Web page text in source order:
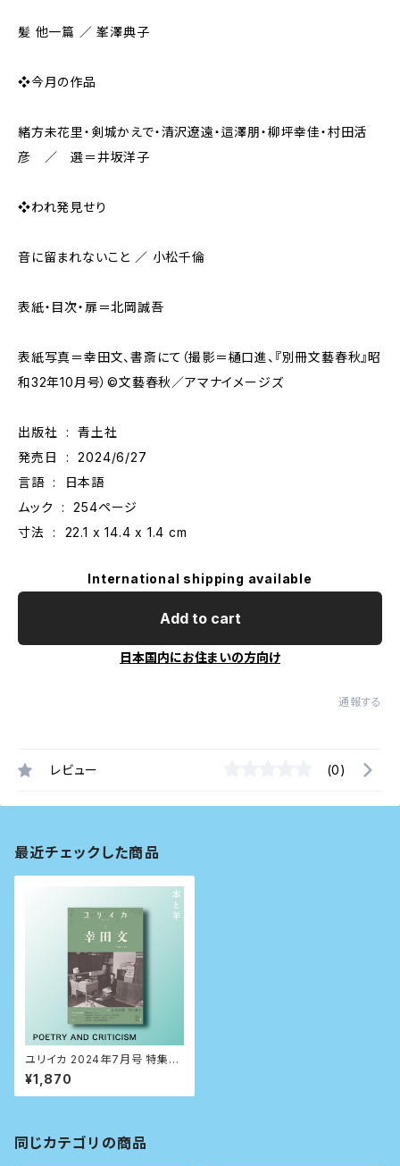
髪 他一篇 ／ 峯澤典子
❖今月の作品
緒方未花里・剣城かえで・清沢遼遠・這澤朋・柳坪幸佳・村田活
彦 ／ 選＝井坂洋子
❖われ発見せり
音に留まれないこと ／ 小松千倫
表紙・目次・扉＝北岡誠吾
表紙写真＝幸田文、書斎にて（撮影＝樋口進、『別冊文藝春秋』昭
和32年10月号）©文藝春秋／アマナイメージズ
出版社 ‏ : ‎ 青土社
発売日 ‏ : ‎ 2024/6/27
言語 ‏ : ‎ 日本語
ムック ‏ : ‎ 254ページ
寸法 ‏ : ‎ 22.1 x 14.4 x 1.4 cm
International shipping available
Add to cart
日本国内にお住まいの方向け
通報する
レビュー (0)
最近チェックした商品
ユリイカ 2024年7月号 特集＝
幸田文 ―生誕120年―
¥1,870
同じカテゴリの商品